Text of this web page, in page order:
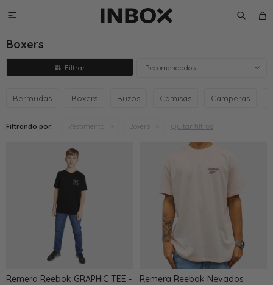

Boxers
Recomendados
Bermudas Boxers Buzos Camisas Camperas
Filtrando por: Vestimenta Boxers Quitar filtros
Remera Reebok GRAPHIC TEE -
Remera Reebok Nevados